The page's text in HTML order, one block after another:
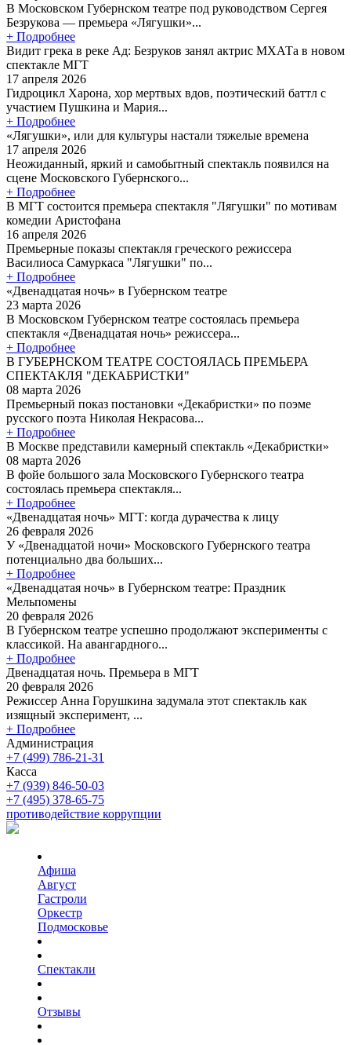
В Московском Губернском театре под руководством Сергея
Безрукова — премьера «Лягушки»...
+ Подробнее
Видит грека в реке Ад: Безруков занял актрис МХАТа в новом
спектакле МГТ
17 апреля 2026
Гидроцикл Харона, хор мертвых вдов, поэтический баттл с
участием Пушкина и Мария...
+ Подробнее
«Лягушки», или для культуры настали тяжелые времена
17 апреля 2026
Неожиданный, яркий и самобытный спектакль появился на
сцене Московского Губернского...
+ Подробнее
В МГТ состоится премьера спектакля "Лягушки" по мотивам
комедии Аристофана
16 апреля 2026
Премьерные показы спектакля греческого режиссера
Василиоса Самуркаса "Лягушки" по...
+ Подробнее
«Двенадцатая ночь» в Губернском театре
23 марта 2026
В Московском Губернском театре состоялась премьера
спектакля «Двенадцатая ночь» режиссера...
+ Подробнее
В ГУБЕРНСКОМ ТЕАТРЕ СОСТОЯЛАСЬ ПРЕМЬЕРА
СПЕКТАКЛЯ "ДЕКАБРИСТКИ"
08 марта 2026
Премьерный показ постановки «Декабристки» по поэме
русского поэта Николая Некрасова...
+ Подробнее
В Москве представили камерный спектакль «Декабристки»
08 марта 2026
В фойе большого зала Московского Губернского театра
состоялась премьера спектакля...
+ Подробнее
«Двенадцатая ночь» МГТ: когда дурачества к лицу
26 февраля 2026
У «Двенадцатой ночи» Московского Губернского театра
потенциально два больших...
+ Подробнее
«Двенадцатая ночь» в Губернском театре: Праздник
Мельпомены
20 февраля 2026
В Губернском театре успешно продолжают эксперименты с
классикой. На авангардного...
+ Подробнее
Двенадцатая ночь. Премьера в МГТ
20 февраля 2026
Режиссер Анна Горушкина задумала этот спектакль как
изящный эксперимент, ...
+ Подробнее
Администрация
+7 (499) 786-21-31
Касса
+7 (939) 846-50-03
+7 (495) 378-65-75
противодействие коррупции
Афиша
Август
Гастроли
Оркестр
Подмосковье
Спектакли
Отзывы